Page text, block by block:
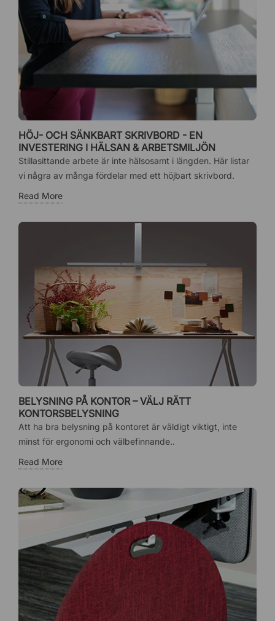
HÖJ- OCH SÄNKBART SKRIVBORD - EN
INVESTERING I HÄLSAN & ARBETSMILJÖN
Stillasittande arbete är inte hälsosamt i längden. Här listar
vi några av många fördelar med ett höjbart skrivbord.
Read More
BELYSNING PÅ KONTOR – VÄLJ RÄTT
KONTORSBELYSNING
Att ha bra belysning på kontoret är väldigt viktigt, inte
minst för ergonomi och välbefinnande..
Read More